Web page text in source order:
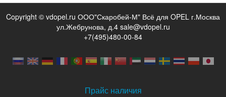
Copyright © vdopel.ru ООО"Скаробей-М" Всё для OPEL г.Москва
ул.Жебрунова, д.4 sale@vdopel.ru
+7(495)480-00-84
Прайс наличия